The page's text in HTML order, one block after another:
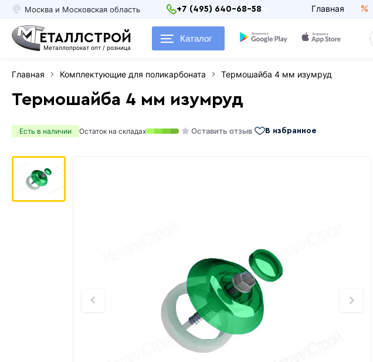
Москва и Московская область +7 (495) 640-68-58 Главная
ЕТАЛЛСТРОЙ
Металлопрокат опт / розница
Каталог
Главная Комплектующие для поликарбоната Термошайба 4 мм изумруд
Термошайба 4 мм изумруд
Есть в наличии Остаток на складах Оставить отзыв В избранное